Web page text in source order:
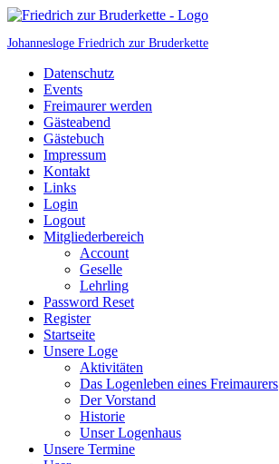
Johannesloge Friedrich zur Bruderkette
Datenschutz
Events
Freimaurer werden
Gästeabend
Gästebuch
Impressum
Kontakt
Links
Login
Logout
Mitgliederbereich
Account
Geselle
Lehrling
Password Reset
Register
Startseite
Unsere Loge
Aktivitäten
Das Logenleben eines Freimaurers
Der Vorstand
Historie
Unser Logenhaus
Unsere Termine